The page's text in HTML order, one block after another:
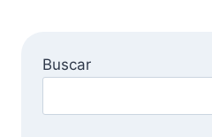
Buscar